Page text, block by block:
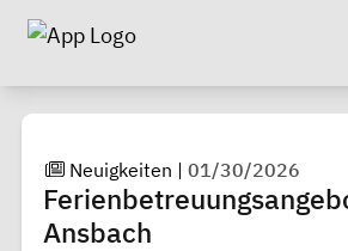
Neuigkeiten |01/30/2026
Ansbach